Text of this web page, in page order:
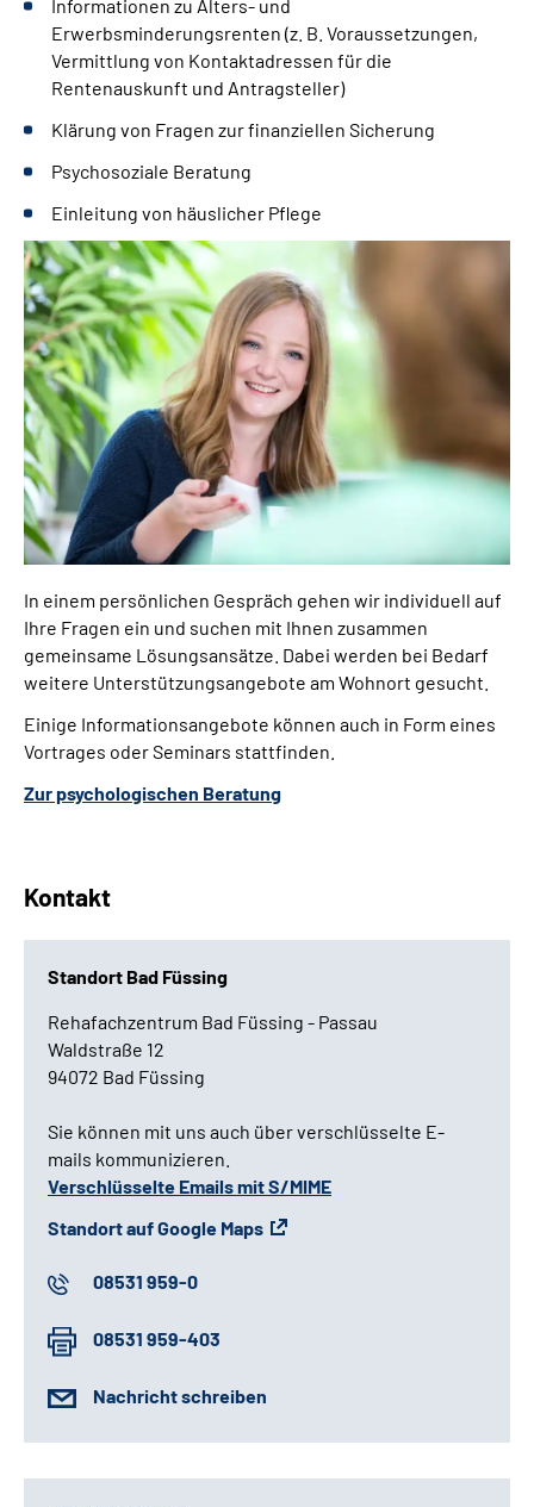
Informationen zu Alters- und
Erwerbsminderungsrenten (z. B. Voraussetzungen,
Vermittlung von Kontaktadressen für die
Rentenauskunft und Antragsteller)
Klärung von Fragen zur finanziellen Sicherung
Psychosoziale Beratung
Einleitung von häuslicher Pflege
In einem persönlichen Gespräch gehen wir individuell auf
Ihre Fragen ein und suchen mit Ihnen zusammen
gemeinsame Lösungsansätze. Dabei werden bei Bedarf
weitere Unterstützungsangebote am Wohnort gesucht.
Einige Informationsangebote können auch in Form eines
Vortrages oder Seminars stattfinden.
Zur psychologischen Beratung
Kontakt
Standort Bad Füssing
Rehafachzentrum Bad Füssing - Passau
Waldstraße 12
94072 Bad Füssing
Sie können mit uns auch über verschlüsselte E-
mails kommunizieren.
Verschlüsselte Emails mit S/MIME
Standort auf Google Maps
08531 959-0
08531 959-403
Nachricht schreiben